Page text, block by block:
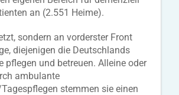
an (2.551 Heime).
sondern an vorderster Front
diejenigen die Deutschlands
pflegen und betreuen. Alleine oder
ambulante
stemmen sie einen